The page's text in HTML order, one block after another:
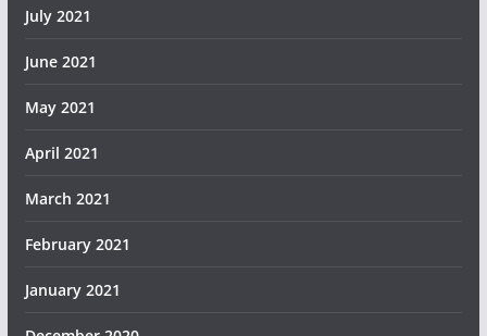
July 2021
June 2021
May 2021
April 2021
March 2021
February 2021
January 2021